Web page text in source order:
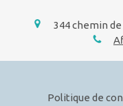
344 chemin
Politique de